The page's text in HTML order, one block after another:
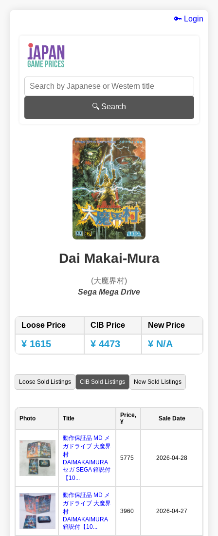
🔑 Login
🔍 Search
Dai Makai-Mura
(大魔界村)
Sega Mega Drive
Loose Price CIB Price New Price
¥ 1615 ¥ 4473 ¥ N/A
Loose Sold Listings CIB Sold Listings New Sold Listings
Photo Title
Price,
¥
Sale Date
動作保証品 MD メ
ガドライブ 大魔界
村
DAIMAKAIMURA
セガ SEGA 箱説付
【10...
5775 2026-04-28
動作保証品 MD メ
ガドライブ 大魔界
村
DAIMAKAIMURA
箱説付【10...
3960 2026-04-27